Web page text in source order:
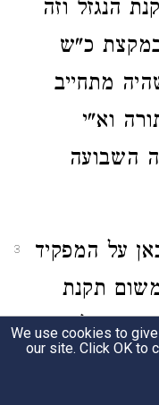
הנגזל וזה
כ"ש
מתחייב
וא"י
השבועה
3
על המפקיד
תקנת
חשוד על
עדים
We use cookies to
our site. Click OK to